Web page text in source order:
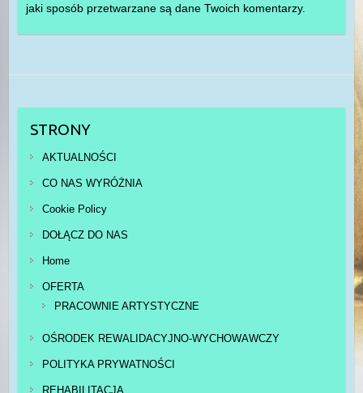
jaki sposób przetwarzane są dane Twoich komentarzy.
STRONY
AKTUALNOŚCI
CO NAS WYRÓŻNIA
Cookie Policy
DOŁĄCZ DO NAS
Home
OFERTA
PRACOWNIE ARTYSTYCZNE
OŚRODEK REWALIDACYJNO-WYCHOWAWCZY
POLITYKA PRYWATNOŚCI
REHABILITACJA